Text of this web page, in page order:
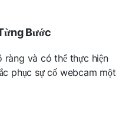
Bước
ràng và có thể thực hiện
phục sự cố webcam một